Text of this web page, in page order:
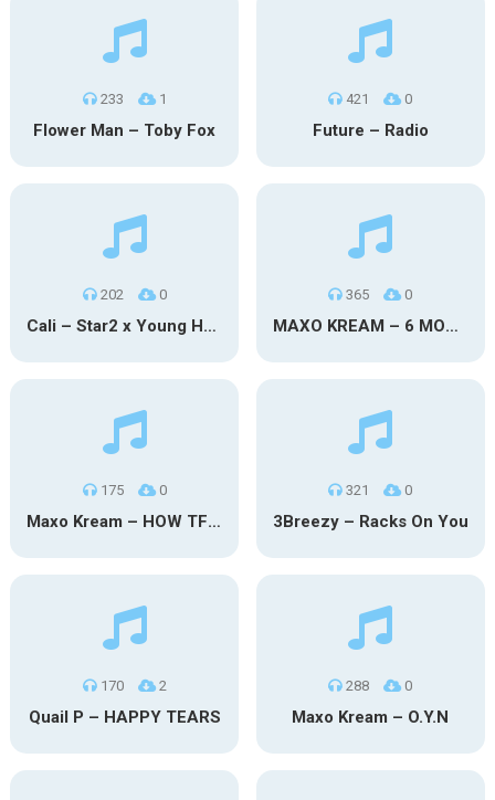
233 1
Flower Man – Toby Fox
421 0
Future – Radio
202 0
Cali – Star2 x Young Henny
365 0
MAXO KREAM – 6 MONTHS CLEAN
175 0
Maxo Kream – HOW TF I’M LUCKY
321 0
3Breezy – Racks On You
170 2
Quail P – HAPPY TEARS
288 0
Maxo Kream – O.Y.N